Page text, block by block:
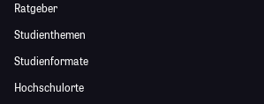
Ratgeber
Studienthemen
Studienformate
Hochschulorte